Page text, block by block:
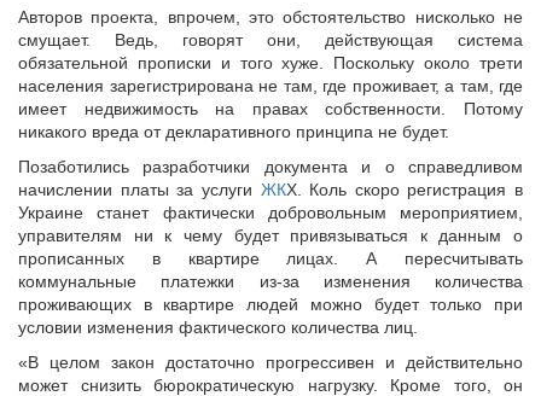
Авторов проекта, впрочем, это обстоятельство нисколько не
смущает. Ведь, говорят они, действующая система
обязательной прописки и того хуже. Поскольку около трети
населения зарегистрирована не там, где проживает, а там, где
имеет недвижимость на правах собственности. Потому
никакого вреда от декларативного принципа не будет.
Позаботились разработчики документа и о справедливом
начислении платы за услуги ЖКХ. Коль скоро регистрация в
Украине станет фактически добровольным мероприятием,
управителям ни к чему будет привязываться к данным о
прописанных в квартире лицах. А пересчитывать
коммунальные платежки из-за изменения количества
проживающих в квартире людей можно будет только при
условии изменения фактического количества лиц.
«В целом закон достаточно прогрессивен и действительно
может снизить бюрократическую нагрузку. Кроме того, он